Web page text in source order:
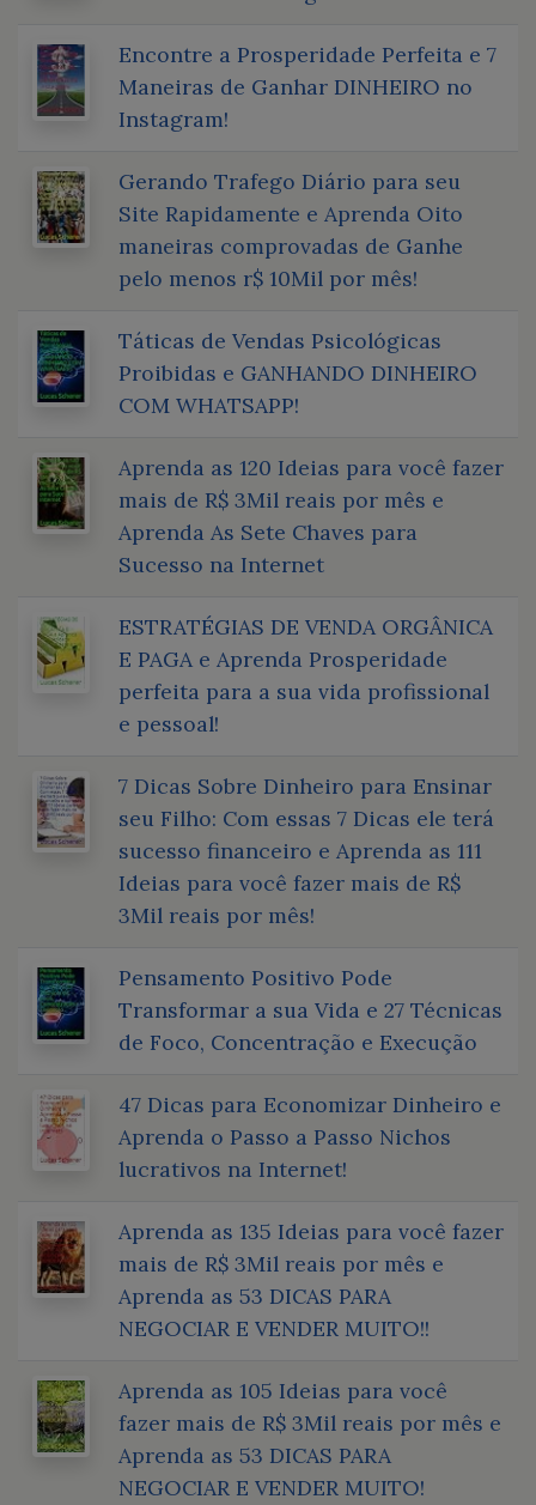
Encontre a Prosperidade Perfeita e 7
Maneiras de Ganhar DINHEIRO no
Instagram!
Gerando Trafego Diário para seu
Site Rapidamente e Aprenda Oito
maneiras comprovadas de Ganhe
pelo menos r$ 10Mil por mês!
Táticas de Vendas Psicológicas
Proibidas e GANHANDO DINHEIRO
COM WHATSAPP!
Aprenda as 120 Ideias para você fazer
mais de R$ 3Mil reais por mês e
Aprenda As Sete Chaves para
Sucesso na Internet
ESTRATÉGIAS DE VENDA ORGÂNICA
E PAGA e Aprenda Prosperidade
perfeita para a sua vida profissional
e pessoal!
7 Dicas Sobre Dinheiro para Ensinar
seu Filho: Com essas 7 Dicas ele terá
sucesso financeiro e Aprenda as 111
Ideias para você fazer mais de R$
3Mil reais por mês!
Pensamento Positivo Pode
Transformar a sua Vida e 27 Técnicas
de Foco, Concentração e Execução
47 Dicas para Economizar Dinheiro e
Aprenda o Passo a Passo Nichos
lucrativos na Internet!
Aprenda as 135 Ideias para você fazer
mais de R$ 3Mil reais por mês e
Aprenda as 53 DICAS PARA
NEGOCIAR E VENDER MUITO!!
Aprenda as 105 Ideias para você
fazer mais de R$ 3Mil reais por mês e
Aprenda as 53 DICAS PARA
NEGOCIAR E VENDER MUITO!